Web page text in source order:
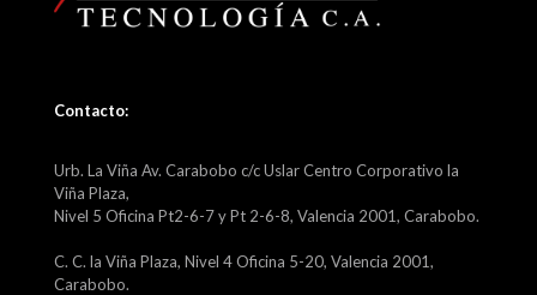
Contacto:
Urb. La Viña Av. Carabobo c/c Uslar Centro Corporativo la
Viña Plaza,
Nivel 5 Oficina Pt2-6-7 y Pt 2-6-8, Valencia 2001, Carabobo.
C. C. la Viña Plaza, Nivel 4 Oficina 5-20, Valencia 2001,
Carabobo.